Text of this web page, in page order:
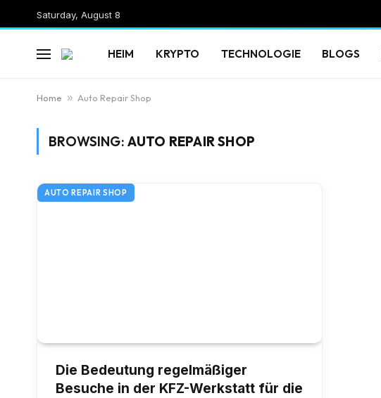
Saturday, August 8
HEIM KRYPTO TECHNOLOGIE BLOGS
Home » Auto Repair Shop
BROWSING: AUTO REPAIR SHOP
AUTO REPAIR SHOP
Die Bedeutung regelmäßiger
Besuche in der KFZ-Werkstatt für die